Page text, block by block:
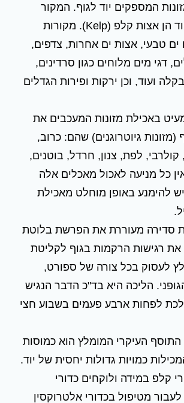
המספקים יוד לגוף. המקור
העשיר ביותר ליוד הן אצות קלפ (Kelp). מקורות
טבעי, אצות ים אחרות, צדפים,
דגי מים מלוחים כגון סרדינים,
ועוד, וכן ירקות ופירות הגדלים
באכילת מזונות המעכבים את
(מזונות גיוטרוגנים) שהם: כרוב,
קולרבי, לפת, צנון, חרדל, בוטנים,
כל מניעה לאכול מאכלים אלה
להימנע באופן מוחלט מאכילת
סדירה מעוררת את הפרשת בלוטת
את רגישות הרקמות בגוף לקליטת
לעסוק בכל צורה של ספורט,
הליכה היא בד"כ הדבר הנגיש
לפחות ארבע פעמים בשבוע חצי
התוסף העיקרי המומלץ הוא כמוסות
כמויות גדולות יחסית של יוד.
קלפ במידה ולוקחים כדורי
מטיפול בכדורי אלטרוקסין